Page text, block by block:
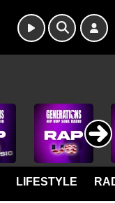
LIFESTYLE